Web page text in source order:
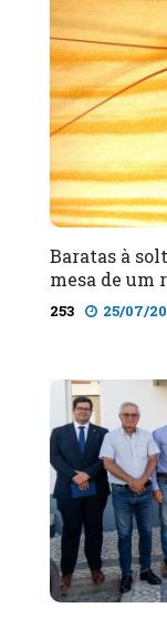
Baratas à
mesa de um
253 25/07/